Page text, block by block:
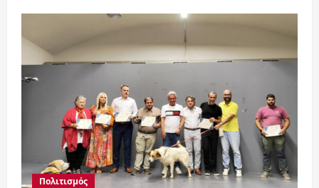
Independent
Films:
στο
ANATOMY
CRIME
&
HORROR
INTERNATIONAL
FILM
FESTIVAL
2024
Πολιτισμός